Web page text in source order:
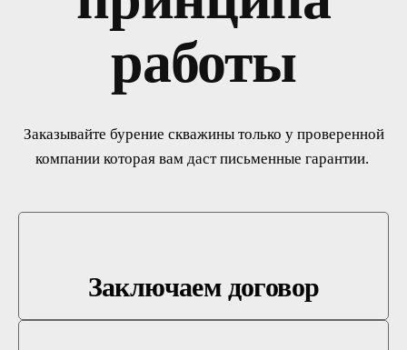
работы
Заказывайте бурение скважины только у проверенной
компании которая вам даст письменные гарантии.
Заключаем договор